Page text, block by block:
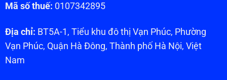
Mã số thuế: 0107342895
Địa chỉ: BT5A-1, Tiểu khu đô thị Vạn Phúc, Phường
Vạn Phúc, Quận Hà Đông, Thành phố Hà Nội, Việt
Nam